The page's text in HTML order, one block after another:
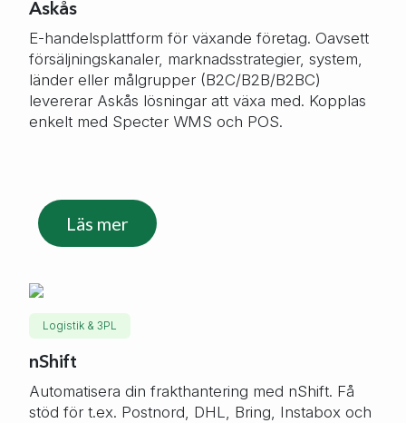
Askås
E-handelsplattform för växande företag. Oavsett
försäljningskanaler, marknadsstrategier, system,
länder eller målgrupper (B2C/B2B/B2BC)
levererar Askås lösningar att växa med. Kopplas
enkelt med Specter WMS och POS.
Läs mer
Logistik & 3PL
nShift
Automatisera din frakthantering med nShift. Få
stöd för t.ex. Postnord, DHL, Bring, Instabox och